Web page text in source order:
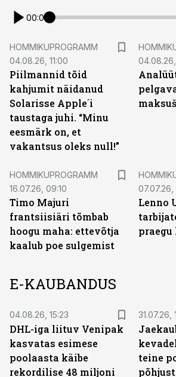
00:00
HOMMIKUPROGRAMM
04.08.26, 11:00
Piilmannid tõid
kahjumit näidanud
Solarisse Apple´i
taustaga juhi. “Minu
eesmärk on, et
vakantsus oleks null!”
HOMMIKUPROGRAMM
16.07.26, 09:10
Timo Majuri
frantsiisiäri tõmbab
hoogu maha: ettevõtja
kaalub poe sulgemist
07.07.26,
Lenno
praegu
E-KAUBANDUS
04.08.26, 15:23
DHL-iga liituv Venipak
kasvatas esimese
poolaasta käibe
rekordilise 48 miljoni
31.07.26,
teine